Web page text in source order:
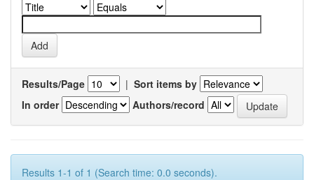
Results/Page | Sort items by
In order
Authors/record
Results 1-1 of 1 (Search time: 0.0 seconds).